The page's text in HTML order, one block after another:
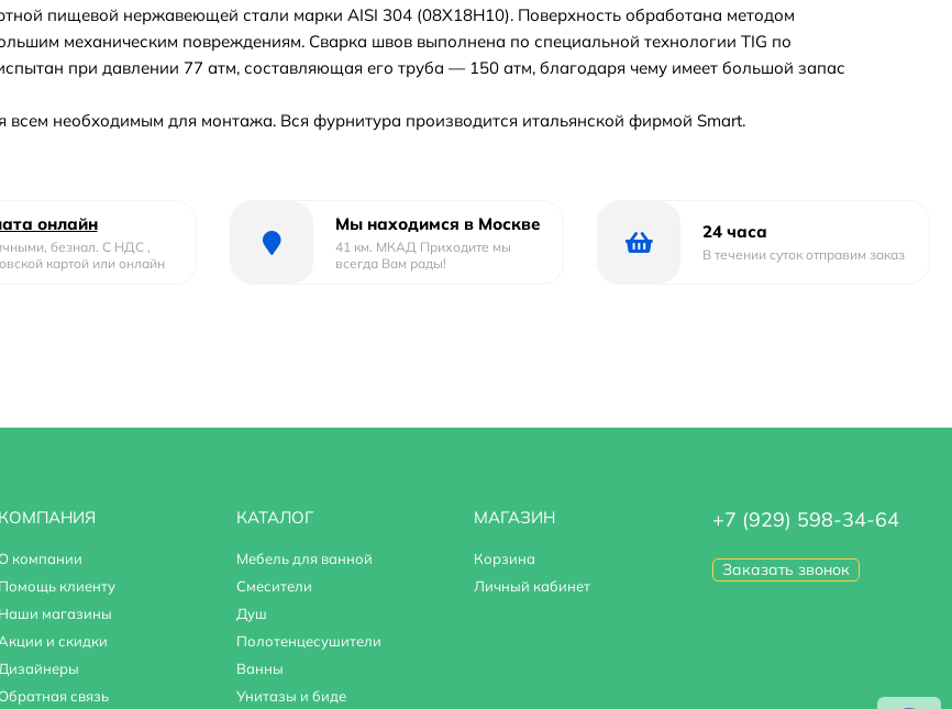
пищевой нержавеющей стали марки AISI 304 (08Х18Н10). Поверхность обработана методом
механическим повреждениям. Сварка швов выполнена по специальной технологии TIG по
при давлении 77 атм, составляющая его труба — 150 атм, благодаря чему имеет большой запас
всем необходимым для монтажа. Вся фурнитура производится итальянской фирмой Smart.
онлайн
безнал. С НДС ,
картой или онлайн
Мы находимся в Москве
41 км. МКАД Приходите мы
всегда Вам рады!
24 часа
В течении суток отправим заказ
КОМПАНИЯ
компании
Помощь клиенту
Наши магазины
Акции и скидки
Дизайнеры
связь
КАТАЛОГ
Мебель для ванной
Смесители
Душ
Полотенцесушители
Ванны
Унитазы и биде
МАГАЗИН
Корзина
Личный кабинет
+7 (929) 598-34-64
Заказать звонок